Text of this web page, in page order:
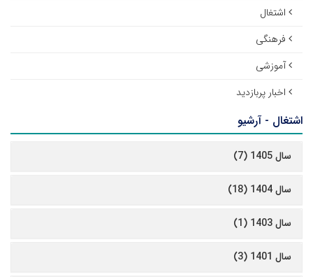
اشتغال
فرهنگی
آموزشی
اخبار پربازدید
اشتغال - آرشیو
سال 1405 (7)
سال 1404 (18)
سال 1403 (1)
سال 1401 (3)